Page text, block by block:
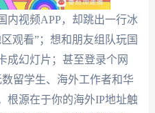
内视频APP，却跳出一行冰
观看”；想和朋友组队玩国
成幻灯片；甚至登录个网
留学生、海外工作者和华
根源在于你的海外IP地址触